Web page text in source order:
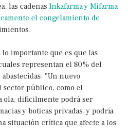
las cadenas Inkafarma y Mifarma
el congelamiento de
lo importante que es que las
representan el 80% del
"Un nuevo
sector público, como el
ola, difícilmente podrá ser
y boticas privadas, y podría
situación crítica que afecte a los